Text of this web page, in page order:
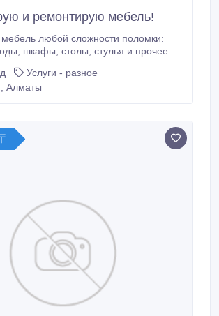
и ремонтирую мебель!
любой сложности поломки:
Так же меняем кухонные столешницы
на работу! Николай
Услуги - разное
Алматы